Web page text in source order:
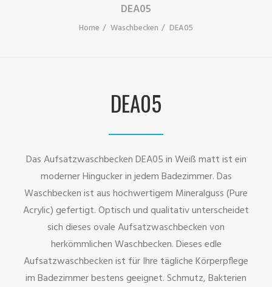
DEA05
Home Waschbecken DEA05
DEA05
Das Aufsatzwaschbecken DEA05 in Weiß matt ist ein
moderner Hingucker in jedem Badezimmer. Das
Waschbecken ist aus hochwertigem Mineralguss (Pure
Acrylic) gefertigt. Optisch und qualitativ unterscheidet
sich dieses ovale Aufsatzwaschbecken von
herkömmlichen Waschbecken. Dieses edle
Aufsatzwaschbecken ist für Ihre tägliche Körperpflege
im Badezimmer bestens geeignet. Schmutz, Bakterien